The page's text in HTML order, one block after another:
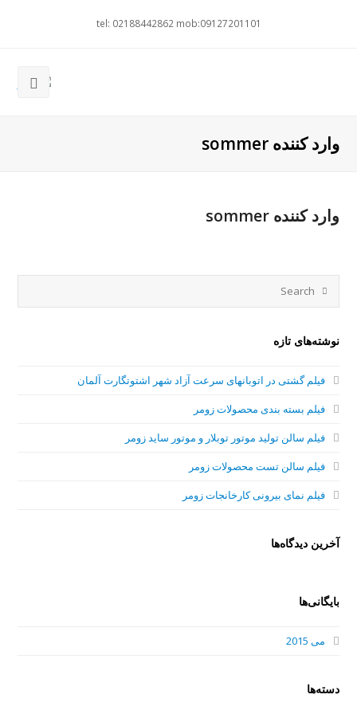
tel: 02188442862 mob:09127201101
وارد کننده sommer
وارد کننده sommer
نوشته‌های تازه
فیلم گشتی در اتوبانهای سرعت آزاد شهر اشتوتگارت آلمان
فیلم بسته بندی محصولات زومر
فیلم سالن تولید موتور توبلار و موتور ساید زومر
فیلم سالن تست محصولات زومر
فیلم نمای بیرونی کارخانجات زومر
آخرین دیدگاه‌ها
بایگانی‌ها
می 2015
دسته‌ها